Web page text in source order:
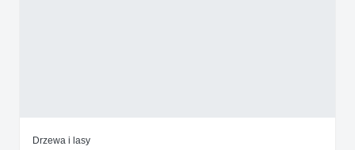
Drzewa i lasy